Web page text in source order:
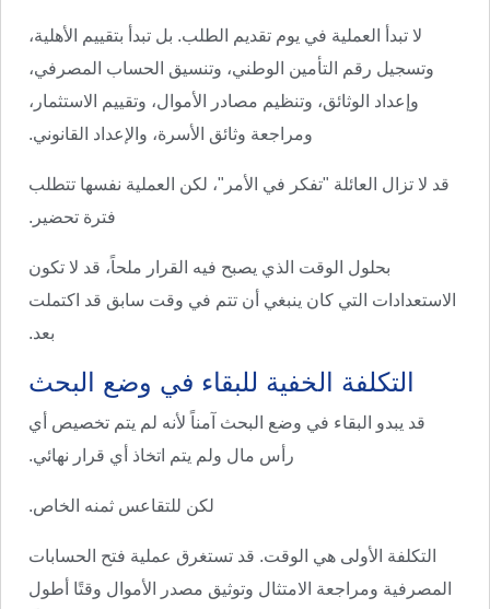
لا تبدأ العملية في يوم تقديم الطلب. بل تبدأ بتقييم الأهلية،
وتسجيل رقم التأمين الوطني، وتنسيق الحساب المصرفي،
وإعداد الوثائق، وتنظيم مصادر الأموال، وتقييم الاستثمار،
ومراجعة وثائق الأسرة، والإعداد القانوني.
قد لا تزال العائلة "تفكر في الأمر"، لكن العملية نفسها تتطلب
فترة تحضير.
بحلول الوقت الذي يصبح فيه القرار ملحاً، قد لا تكون
الاستعدادات التي كان ينبغي أن تتم في وقت سابق قد اكتملت
بعد.
التكلفة الخفية للبقاء في وضع البحث
قد يبدو البقاء في وضع البحث آمناً لأنه لم يتم تخصيص أي
رأس مال ولم يتم اتخاذ أي قرار نهائي.
لكن للتقاعس ثمنه الخاص.
التكلفة الأولى هي الوقت. قد تستغرق عملية فتح الحسابات
المصرفية ومراجعة الامتثال وتوثيق مصدر الأموال وقتًا أطول